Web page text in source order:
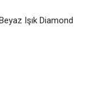
Işık Diamond